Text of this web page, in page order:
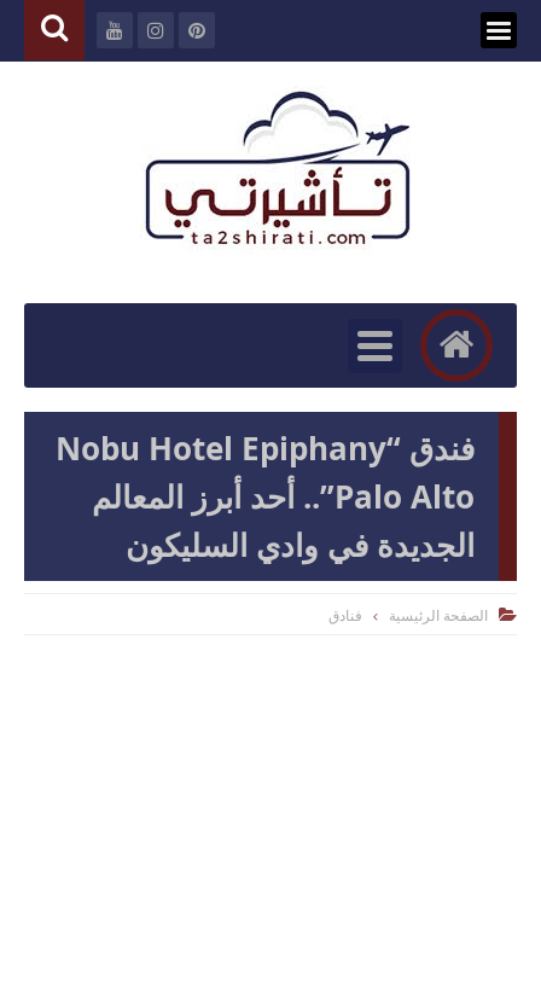
فندق “Nobu Hotel Epiphany
Palo Alto”.. أحد أبرز المعالم
الجديدة في وادي السليكون
 الصفحة الرئيسية فنادق